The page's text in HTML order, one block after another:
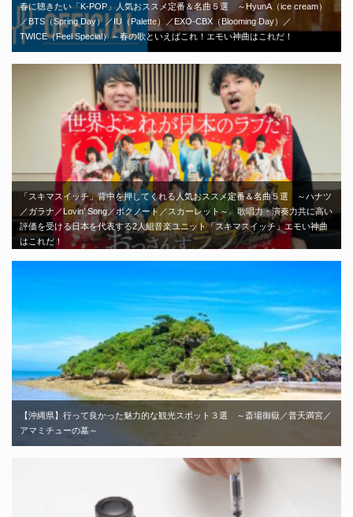
春に聴きたい「K-POP」人気おススメ定番＆名曲５選 ～HyunA（ice cream）
／BTS（Spring Day）／IU（Palette）／EXO-CBX（Blooming Day）／
TWICE（Feel Special）～春の歌といえばこれ！エモい神曲はこれだ！
「スキマスイッチ」背中を押してくれる人気おススメ定番＆名曲５選 ～ハナツ
／ガラナ／Lovin’ Song／ボクノート／スカーレット～ 歌唱力・演奏力共に高い
評価を受ける日本を代表する2人組音楽ユニット「スキマスイッチ」エモい神曲
はこれだ！
【沖縄県】行って良かった魅力的な観光スポット３選 ～斎場御嶽／普天満宮／
アマミチューの墓～